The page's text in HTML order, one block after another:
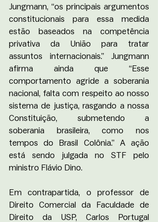
Jungmann, “os principais argumentos
constitucionais para essa medida
estão baseados na competência
privativa da União para tratar
assuntos internacionais.” Jungmann
afirma ainda que “Esse
comportamento agride a soberania
nacional, falta com respeito ao nosso
sistema de justiça, rasgando a nossa
Constituição, submetendo a
soberania brasileira, como nos
tempos do Brasil Colônia.” A ação
está sendo julgada no STF pelo
ministro Flávio Dino.
Em contrapartida, o professor de
Direito Comercial da Faculdade de
Direito da USP, Carlos Portugal